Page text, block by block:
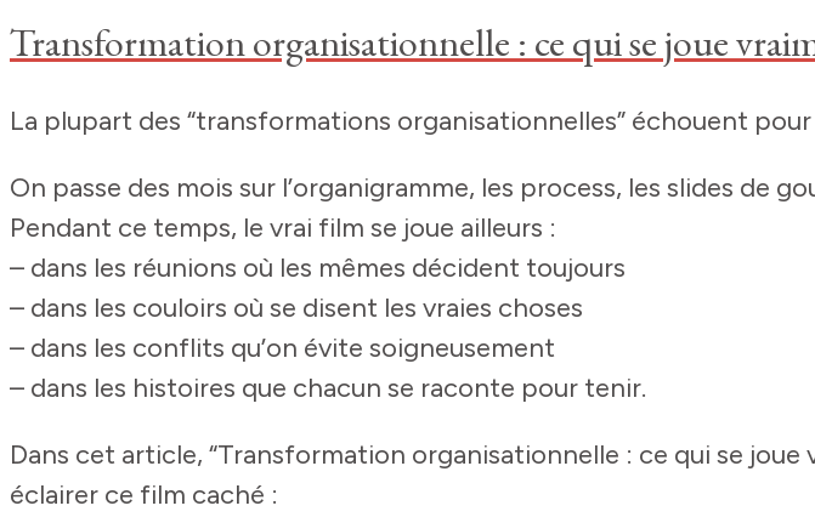
Transformation organisationnelle : ce qui se joue
La plupart des “transformations organisationnelles” échouent
On passe des mois sur l’organigramme, les process, les slides de
Pendant ce temps, le vrai film se joue ailleurs :
– dans les réunions où les mêmes décident toujours
– dans les couloirs où se disent les vraies choses
– dans les conflits qu’on évite soigneusement
– dans les histoires que chacun se raconte pour tenir.​
Dans cet article, “Transformation organisationnelle : ce qui se
éclairer ce film caché :